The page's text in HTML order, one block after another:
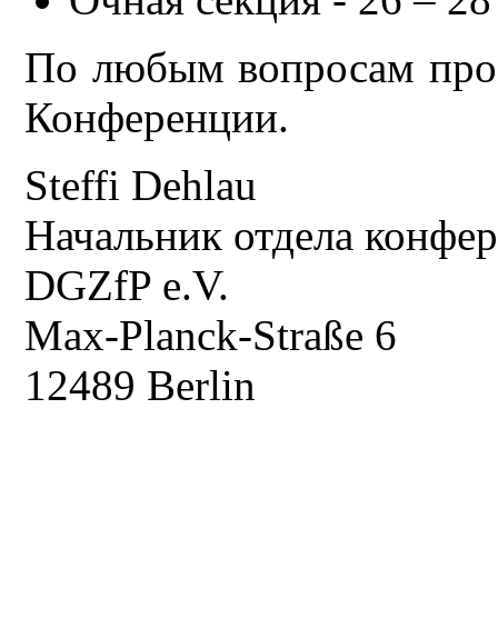
По любым вопросам
Конференции.
Steffi Dehlau
Начальник отдела
DGZfP e.V.
Max-Planck-Straße 6
12489 Berlin